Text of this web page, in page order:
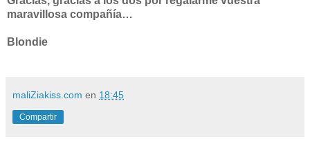
maravillosa compañía…
Blondie
maliZiakiss.com en 18:45
Compartir